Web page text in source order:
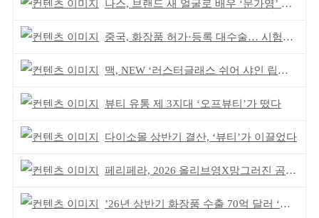
나스, 브랜드 새 얼굴로 배우 ‘문가영’ 발탁
중국, 화장품 허가·등록 대수술… 시험자료 공용 허용
맥, NEW ‘러스터글래스 쉬어 샤인 립스틱’ 출시
뷰티 유통 제 3지대 ‘오프뷰티’가 떴다
다이소몰 상반기 결산, ‘뷰티’가 이끌었다
페리페라, 2026 올리브영X망그러진 곰 콜라보
’26년 상반기 화장품 수출 70억 달러 ‘역대 최고’